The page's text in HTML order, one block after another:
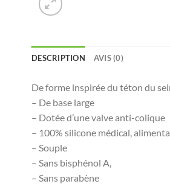
DESCRIPTION AVIS (0)
De forme inspirée du téton du
– De base large
– Dotée d’une valve anti-colique
– 100% silicone médical,
– Souple
– Sans bisphénol A,
– Sans parabène